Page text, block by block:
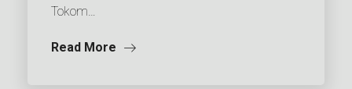
Tokom…
Read More